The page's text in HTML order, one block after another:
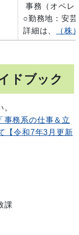
事務（オペレ
○勤務地：安
詳細は、
（株
ドブック
事務系の仕事＆立
【令和7年3月更新
課